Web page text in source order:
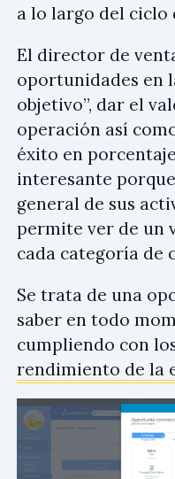
a lo largo del ciclo
El director de
oportunidades en
objetivo”, dar el
operación así
éxito en
interesante
general de sus
permite ver de un
cada categoría de
Se trata de una
saber en todo
cumpliendo con
rendimiento de la